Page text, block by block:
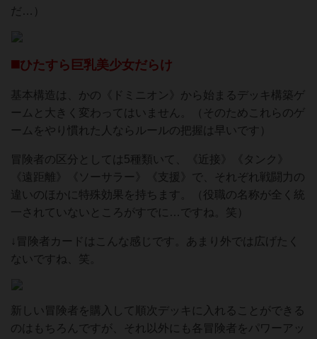
だ…）
◼️ひたすら巨乳美少女だらけ
基本構造は、かの《ドミニオン》から始まるデッキ構築ゲ
ームと大きく変わってはいません。（そのためこれらのゲ
ームをやり慣れた人ならルールの把握は早いです）
冒険者の区分としては5種類いて、《近接》《タンク》
《遠距離》《ソーサラー》《支援》で、それぞれ戦闘力の
違いのほかに特殊効果を持ちます。（役職の名称が全く統
一されていないところがすでに…ですね。笑）
↓冒険者カードはこんな感じです。あまり外では広げたく
ないですね、笑。
新しい冒険者を購入して順次デッキに入れることができる
のはもちろんですが、それ以外にも各冒険者をパワーアッ